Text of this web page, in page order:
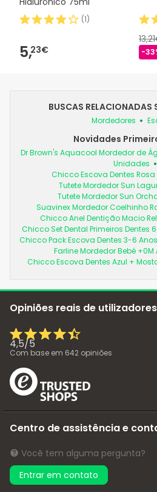
(1)
5,23€ -
BUSCAS
Mordedores
Novidades
Dr Brown's Aquacool Mordedor de
Unidades
Chicco Escova Dentes Rosa
Tutete Mordedor Sun
Tutete Mordedor Sun
Suavinex Mordedor Coelhinho
Chicco Anel Dentição Macio
Chicco Set Dental Primeiros Dentes
Chicco Pack Escova Dentes 3-6
Farline Mordedor Bebé +0M
Chicco Escova Dentes Azul +
Opiniões reais de utilizadores
4,5/5
Com base em 642 opiniões
Centro de assistência e
Você tem alguma pergunta?
Entrar em contato